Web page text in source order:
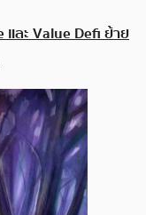
ละ Value Defi ย้าย